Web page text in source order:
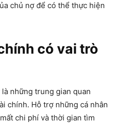
chủ nợ để có thể thực hiện
có vai trò
những trung gian quan
chính. Hỗ trợ những cá nhân
chi phí và thời gian tìm